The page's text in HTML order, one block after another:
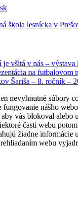
škola lesnícka v
je všitá v nás –
na futbalovom
Šariša – 8. ročník –
nevyhnutné súbory
fungovanie nášho
vás blokoval alebo
časti webu
žiadne informácie
webu